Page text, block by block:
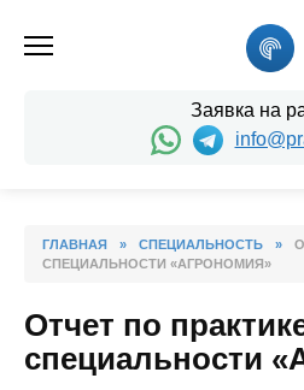
Заявка на
ГЛАВНАЯ » СПЕЦИАЛЬНОСТЬ »
СПЕЦИАЛЬНОСТИ «АГРОНОМИЯ»
Отчет по
специальности